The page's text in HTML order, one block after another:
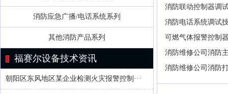
消防应急广播/电话系统系列
其他消防产品系列
福赛尔设备技术资讯
朝阳区东风地区某企业检测火灾报警控制···
消防联动控制器调
消防电话系统调试
可燃气体报警控制
消防维修公司消防
消防维修公司消防